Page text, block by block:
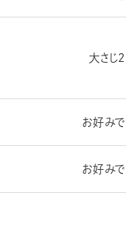
大さじ２
お好みで
お好みで